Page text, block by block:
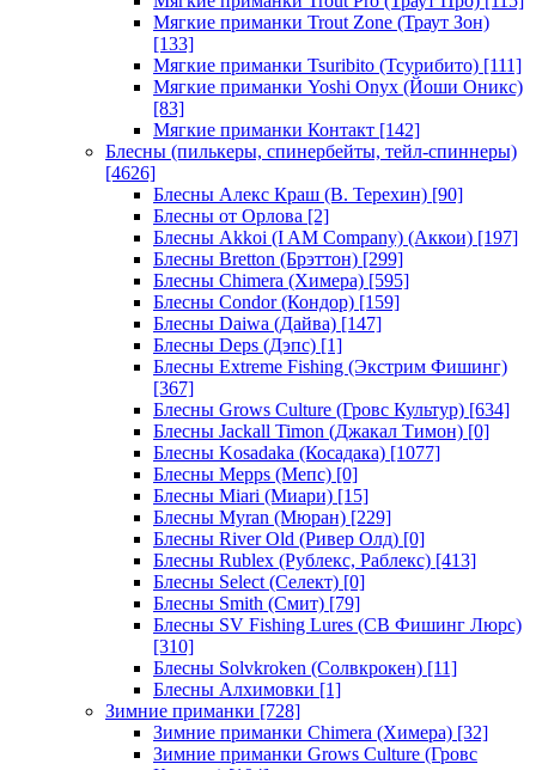
Мягкие приманки Trout Zone (Траут Зон)
[133]
Мягкие приманки Tsuribito (Тсурибито) [111]
Мягкие приманки Yoshi Onyx (Йоши Оникс)
[83]
Мягкие приманки Контакт [142]
Блесны (пилькеры, спинербейты, тейл-спиннеры)
[4626]
Блесны Алекс Краш (В. Терехин) [90]
Блесны от Орлова [2]
Блесны Akkoi (I AM Company) (Аккои) [197]
Блесны Bretton (Брэттон) [299]
Блесны Chimera (Химера) [595]
Блесны Condor (Кондор) [159]
Блесны Daiwa (Дайва) [147]
Блесны Deps (Дэпс) [1]
Блесны Extreme Fishing (Экстрим Фишинг)
[367]
Блесны Grows Culture (Гровс Культур) [634]
Блесны Jackall Timon (Джакал Тимон) [0]
Блесны Kosadaka (Косадака) [1077]
Блесны Mepps (Мепс) [0]
Блесны Miari (Миари) [15]
Блесны Myran (Мюран) [229]
Блесны River Old (Ривер Олд) [0]
Блесны Rublex (Рублекс, Раблекс) [413]
Блесны Select (Селект) [0]
Блесны Smith (Смит) [79]
Блесны SV Fishing Lures (СВ Фишинг Люрс)
[310]
Блесны Solvkroken (Солвкрокен) [11]
Блесны Алхимовки [1]
Зимние приманки [728]
Зимние приманки Chimera (Химера) [32]
Зимние приманки Grows Culture (Гровс